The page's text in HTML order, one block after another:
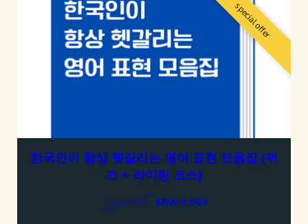
special offer
한국인이 항상 헷갈리는 영어 표현 모음집 (퀴
즈 + 라이팅 코스)
KRW 29,000 KRW 9,000